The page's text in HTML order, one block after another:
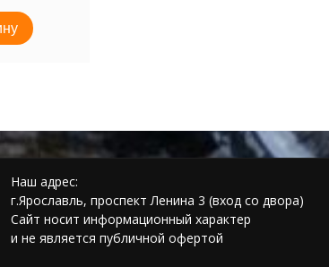
Наш адрес:
г.Ярославль, проспект Ленина 3 (вход со двора)
Сайт носит информационный характер
и не является публичной офертой